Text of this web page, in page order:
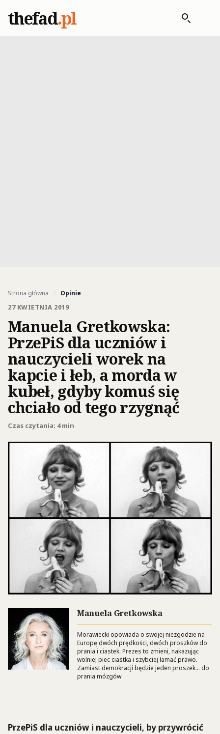
thefad.pl
Strona główna / Opinie
27 KWIETNIA 2019
Manuela Gretkowska:
PrzePiS dla uczniów i
nauczycieli worek na
kapcie i łeb, a morda w
kubeł, gdyby komuś się
chciało od tego rzygnąć
Czas czytania: 4 min
Manuela Gretkowska
Morawiecki opowiada o swojej niezgodzie na
Europę dwóch prędkości, dwóch proszków do
prania i ciastek. Prezes to zmieni, nakazując
wolniej piec ciastka i szybciej łamać prawo.
Zamiast demokracji będzie jeden proszek… do
prania mózgów
PrzePiS dla uczniów i nauczycieli, by przywrócić